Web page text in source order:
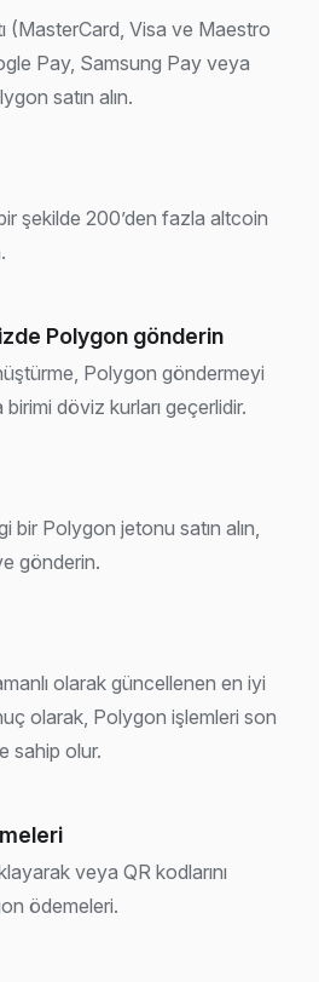
(MasterCard, Visa ve Maestro
Pay, Samsung Pay veya
satın alın.
şekilde 200’den fazla altcoin
Polygon gönderin
Polygon göndermeyi
birimi döviz kurları geçerlidir.
bir Polygon jetonu satın alın,
gönderin.
olarak güncellenen en iyi
olarak, Polygon işlemleri son
sahip olur.
veya QR kodlarını
ödemeleri.